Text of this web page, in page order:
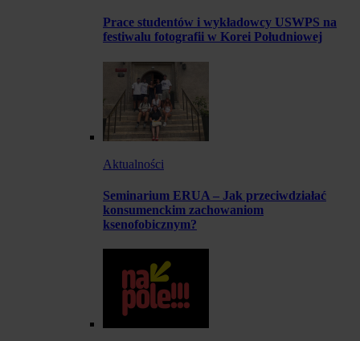
Prace studentów i wykładowcy USWPS na
festiwalu fotografii w Korei Południowej
Aktualności
Seminarium ERUA – Jak przeciwdziałać
konsumenckim zachowaniom
ksenofobicznym?